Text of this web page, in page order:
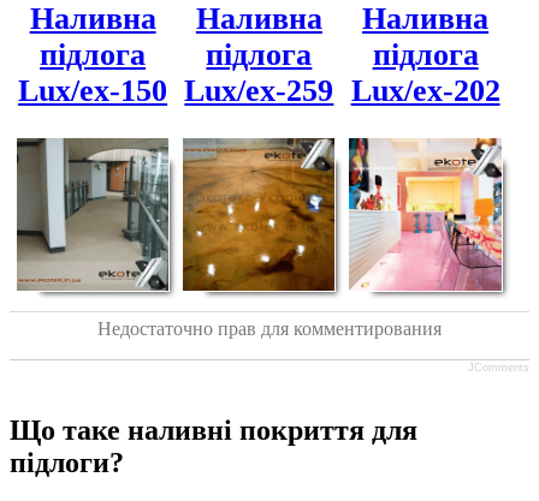
Наливна
підлога
Lux/ex-150
Наливна
підлога
Lux/ex-259
Наливна
підлога
Lux/ex-202
Недостаточно прав для комментирования
JComments
Що таке наливні покриття для
підлоги?